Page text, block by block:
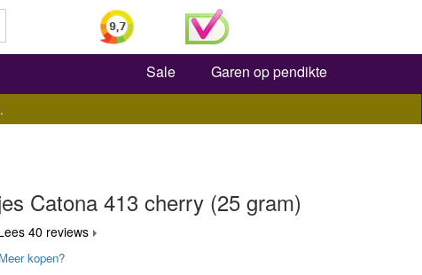
Zoeken
Sale Garen op pendikte
Catona 413 cherry (25 gram)
40 reviews
Meer kopen?